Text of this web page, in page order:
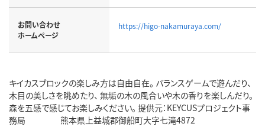
お問い合わせ
ホームページ
https://higo-nakamuraya.com/
キイカスブロックの楽しみ方は自由自在。 バランスゲームで遊んだり、
木目の美しさを眺めたり、 無垢の木の風合いや木の香りを楽しんだり。
森を五感で感じてお楽しみください。 提供元：KEYCUSプロジェクト事
務局 熊本県上益城郡御船町大字七滝4872